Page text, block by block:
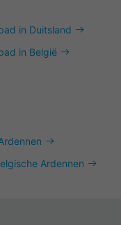
in Duitsland
in België
Ardennen